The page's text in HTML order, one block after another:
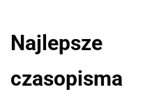
Najlepsze
czasopisma